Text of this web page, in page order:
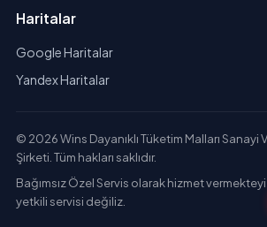
Haritalar
Google Haritalar
Yandex Haritalar
© 2026 Wins Dayanıklı Tüketim Malları Sanayi
Şirketi. Tüm hakları saklıdır.
Bağımsız Özel Servis olarak hizmet
yetkili servisi değiliz.